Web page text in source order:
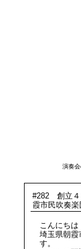
演奏
#282 創立
霞市民吹奏楽
こんにちは
埼玉県朝霞
す。